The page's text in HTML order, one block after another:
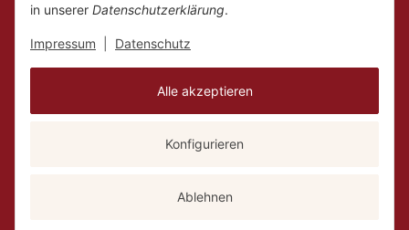
Alle akzeptieren
Konfigurieren
Ablehnen
in unserer Datenschutzerklärung.
Impressum Datenschutz
* Alle Preise inkl. gesetzlicher USt., zzgl.Versand